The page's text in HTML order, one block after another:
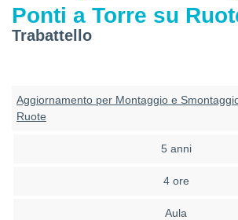
Ponti a Torre su
Trabattello
Aggiornamento per Montaggio e
Ruote
5 anni
4 ore
Aula